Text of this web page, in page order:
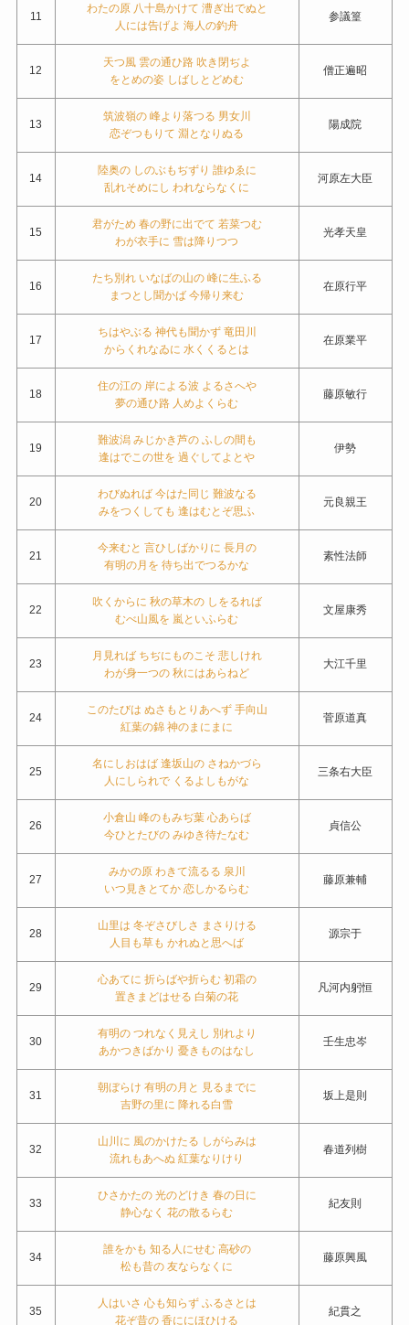
11
わたの原 八十島かけて 漕ぎ出でぬと
人には告げよ 海人の釣舟
参議篁
12
天つ風 雲の通ひ路 吹き閉ぢよ
をとめの姿 しばしとどめむ
僧正遍昭
13
筑波嶺の 峰より落つる 男女川
恋ぞつもりて 淵となりぬる
陽成院
14
陸奥の しのぶもぢずり 誰ゆゑに
乱れそめにし われならなくに
河原左大臣
15
君がため 春の野に出でて 若菜つむ
わが衣手に 雪は降りつつ
光孝天皇
16
たち別れ いなばの山の 峰に生ふる
まつとし聞かば 今帰り来む
在原行平
17
ちはやぶる 神代も聞かず 竜田川
からくれなゐに 水くくるとは
在原業平
18
住の江の 岸による波 よるさへや
夢の通ひ路 人めよくらむ
藤原敏行
19
難波潟 みじかき芦の ふしの間も
逢はでこの世を 過ぐしてよとや
伊勢
20
わびぬれば 今はた同じ 難波なる
みをつくしても 逢はむとぞ思ふ
元良親王
21
今来むと 言ひしばかりに 長月の
有明の月を 待ち出でつるかな
素性法師
22
吹くからに 秋の草木の しをるれば
むべ山風を 嵐といふらむ
文屋康秀
23
月見れば ちぢにものこそ 悲しけれ
わが身一つの 秋にはあらねど
大江千里
24
このたびは ぬさもとりあへず 手向山
紅葉の錦 神のまにまに
菅原道真
25
名にしおはば 逢坂山の さねかづら
人にしられで くるよしもがな
三条右大臣
26
小倉山 峰のもみぢ葉 心あらば
今ひとたびの みゆき待たなむ
貞信公
27
みかの原 わきて流るる 泉川
いつ見きとてか 恋しかるらむ
藤原兼輔
28
山里は 冬ぞさびしさ まさりける
人目も草も かれぬと思へば
源宗于
29
心あてに 折らばや折らむ 初霜の
置きまどはせる 白菊の花
凡河内躬恒
30
有明の つれなく見えし 別れより
あかつきばかり 憂きものはなし
壬生忠岑
31
朝ぼらけ 有明の月と 見るまでに
吉野の里に 降れる白雪
坂上是則
32
山川に 風のかけたる しがらみは
流れもあへぬ 紅葉なりけり
春道列樹
33
ひさかたの 光のどけき 春の日に
静心なく 花の散るらむ
紀友則
34
誰をかも 知る人にせむ 高砂の
松も昔の 友ならなくに
藤原興風
35
人はいさ 心も知らず ふるさとは
花ぞ昔の 香ににほひける
紀貫之